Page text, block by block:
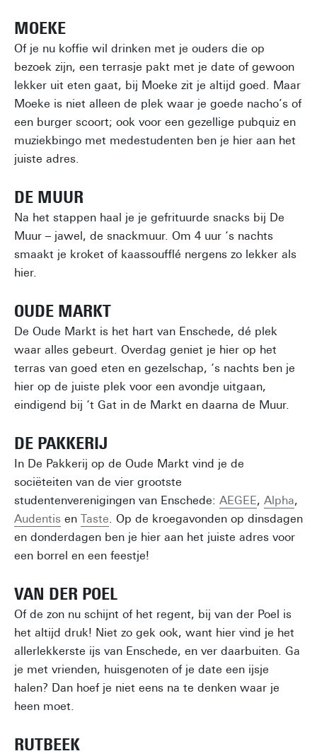
MOEKE
Of je nu koffie wil drinken met je ouders die op
bezoek zijn, een terrasje pakt met je date of gewoon
lekker uit eten gaat, bij Moeke zit je altijd goed. Maar
Moeke is niet alleen de plek waar je goede nacho’s of
een burger scoort; ook voor een gezellige pubquiz en
muziekbingo met medestudenten ben je hier aan het
juiste adres.
DE MUUR
Na het stappen haal je je gefrituurde snacks bij De
Muur – jawel, de snackmuur. Om 4 uur ‘s nachts
smaakt je kroket of kaassoufflé nergens zo lekker als
hier.
OUDE MARKT
De Oude Markt is het hart van Enschede, dé plek
waar alles gebeurt. Overdag geniet je hier op het
terras van goed eten en gezelschap, ‘s nachts ben je
hier op de juiste plek voor een avondje uitgaan,
eindigend bij ‘t Gat in de Markt en daarna de Muur.
DE PAKKERIJ
In De Pakkerij op de Oude Markt vind je de
sociëteiten van de vier grootste
studentenverenigingen van Enschede: AEGEE, Alpha,
Audentis en Taste. Op de kroegavonden op dinsdagen
en donderdagen ben je hier aan het juiste adres voor
een borrel en een feestje!
VAN DER POEL
Of de zon nu schijnt of het regent, bij van der Poel is
het altijd druk! Niet zo gek ook, want hier vind je het
allerlekkerste ijs van Enschede, en ver daarbuiten. Ga
je met vrienden, huisgenoten of je date een ijsje
halen? Dan hoef je niet eens na te denken waar je
heen moet.
RUTBEEK